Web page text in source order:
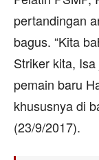
pertandingan
bagus. “Kita
Striker kita,
pemain baru
khususnya di
(23/9/2017).